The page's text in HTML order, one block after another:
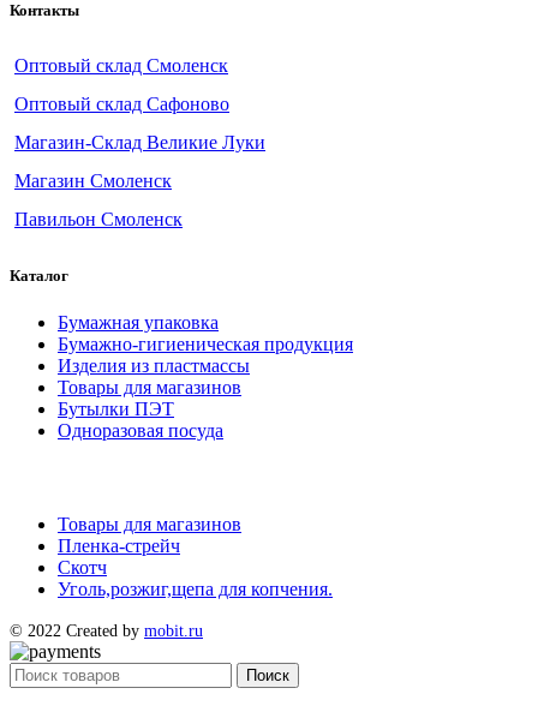
Контакты
Оптовый склад Смоленск
Оптовый склад Сафоново
Магазин-Склад Великие Луки
Магазин Смоленск
Павильон Смоленск
Каталог
Бумажная упаковка
Бумажно-гигиеническая продукция
Изделия из пластмассы
Товары для магазинов
Бутылки ПЭТ
Одноразовая посуда
Товары для магазинов
Пленка-стрейч
Скотч
Уголь,розжиг,щепа для копчения.
© 2022 Created by mobit.ru
Поиск